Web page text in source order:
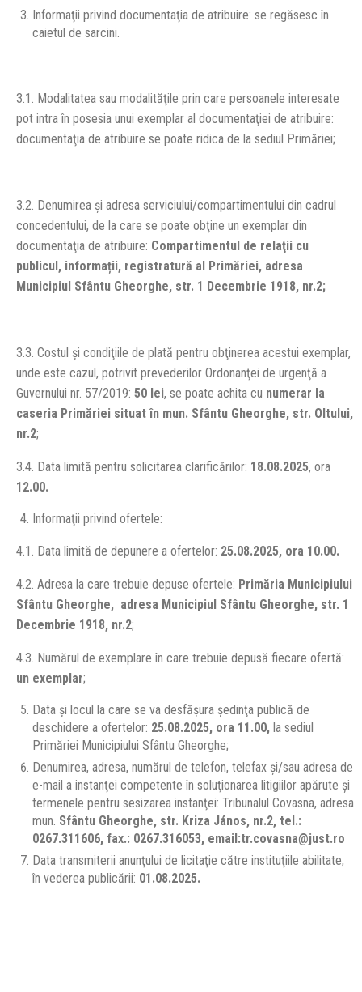
Informaţii privind documentaţia de atribuire: se regăsesc în
caietul de sarcini.
3.1. Modalitatea sau modalităţile prin care persoanele interesate
pot intra în posesia unui exemplar al documentaţiei de atribuire:
documentaţia de atribuire se poate ridica de la sediul Primăriei;
3.2. Denumirea şi adresa serviciului/compartimentului din cadrul
concedentului, de la care se poate obţine un exemplar din
documentaţia de atribuire: Compartimentul de relaţii cu
publicul, informații, registratură al Primăriei, adresa
Municipiul Sfântu Gheorghe, str. 1 Decembrie 1918, nr.2;
3.3. Costul şi condiţiile de plată pentru obţinerea acestui exemplar,
unde este cazul, potrivit prevederilor Ordonanţei de urgenţă a
Guvernului nr. 57/2019: 50 lei, se poate achita cu numerar la
caseria Primăriei situat în mun. Sfântu Gheorghe, str. Oltului,
nr.2;
3.4. Data limită pentru solicitarea clarificărilor: 18.08.2025, ora
12.00.
Informaţii privind ofertele:
4.1. Data limită de depunere a ofertelor: 25.08.2025, ora 10.00.
4.2. Adresa la care trebuie depuse ofertele: Primăria Municipiului
Sfântu Gheorghe, adresa Municipiul Sfântu Gheorghe, str. 1
Decembrie 1918, nr.2;
4.3. Numărul de exemplare în care trebuie depusă fiecare ofertă:
un exemplar;
Data şi locul la care se va desfăşura şedinţa publică de
deschidere a ofertelor: 25.08.2025, ora 11.00, la sediul
Primăriei Municipiului Sfântu Gheorghe;
Denumirea, adresa, numărul de telefon, telefax şi/sau adresa de
e-mail a instanţei competente în soluţionarea litigiilor apărute şi
termenele pentru sesizarea instanţei: Tribunalul Covasna, adresa
mun. Sfântu Gheorghe, str. Kriza János, nr.2, tel.:
0267.311606, fax.: 0267.316053, email:tr.covasna@just.ro
Data transmiterii anunţului de licitaţie către instituţiile abilitate,
în vederea publicării: 01.08.2025.